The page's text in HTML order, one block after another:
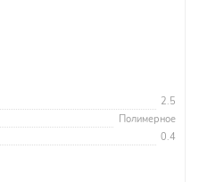
2.5
Полимерное
0.4